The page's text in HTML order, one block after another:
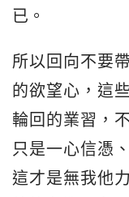
已。
所以回向不要
的欲望心，這
輪回的業習，
只是一心信憑
這才是無我他